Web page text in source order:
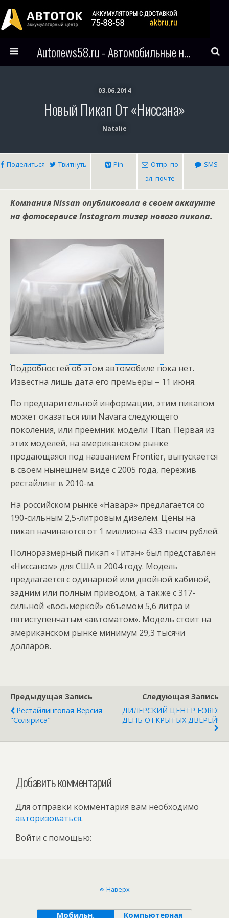
Autonews58.ru - Автомобильные новости Пензы и всего мира
03.06.2014
Новый Пикап От «Ниссана»
Natalie
Поделиться Твитнуть Pin
Отпр. по
эл. почте
SMS
Компания Nissan опубликовала в своем аккаунте
на фотосервисе Instagram тизер нового пикапа.
Подробностей об этом автомобиле пока нет.
Известна лишь дата его премьеры – 11 июня.
По предварительной информации, этим пикапом
может оказаться или Navara следующего
поколения, или преемник модели Titan. Первая из
этих моделей, на американском рынке
продающаяся под названием Frontier, выпускается
в своем нынешнем виде с 2005 года, пережив
рестайлинг в 2010-м.
На российском рынке «Навара» предлагается со
190-сильным 2,5-литровым дизелем. Цены на
пикап начинаются от 1 миллиона 433 тысяч рублей.
Полноразмерный пикап «Титан» был представлен
«Ниссаном» для США в 2004 году. Модель
предлагается с одинарной или двойной кабиной,
задним или полным приводом, а также с 317-
сильной «восьмеркой» объемом 5,6 литра и
пятиступенчатым «автоматом». Модель стоит на
американском рынке минимум 29,3 тысячи
долларов.
Предыдущая Запись
Рестайлинговая Версия
"Соляриса"
Следующая Запись
ДИЛЕРСКИЙ ЦЕНТР FORD:
ДЕНЬ ОТКРЫТЫХ ДВЕРЕЙ!
Добавить комментарий
Для отправки комментария вам необходимо
авторизоваться.
Войти с помощью:
Наверх
Мобильн. Компьютерная